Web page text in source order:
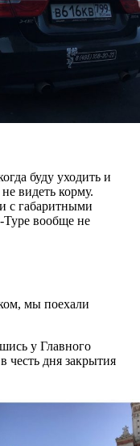
буду уходить и
видеть корму.
с габаритными
Type вообще не
мы поехали
у Главного
честь дня закрытия